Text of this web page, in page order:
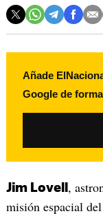
Añade
Google de
Jim Lovell ,
misión espacial